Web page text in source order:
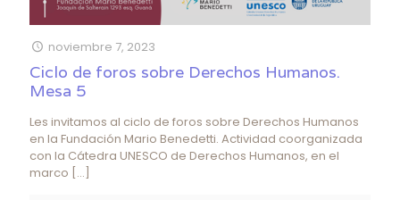
noviembre 7, 2023
Ciclo de foros sobre Derechos Humanos.
Mesa 5
Les invitamos al ciclo de foros sobre Derechos Humanos
en la Fundación Mario Benedetti. Actividad coorganizada
con la Cátedra UNESCO de Derechos Humanos, en el
marco […]